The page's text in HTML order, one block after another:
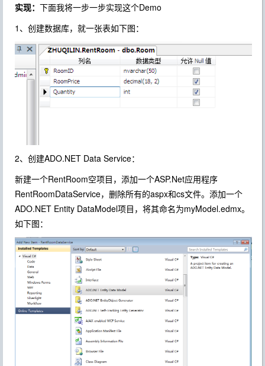
实现： 下面我将一步一步实现这个Demo
1、创建数据库，就一张表如下图：
2、创建ADO.NET Data Service：
新建一个RentRoom空项目，添加一个ASP.Net应用程序
RentRoomDataService，删除所有的aspx和cs文件。添加一个
ADO.NET Entity DataModel项目，将其命名为myModel.edmx。
如下图：